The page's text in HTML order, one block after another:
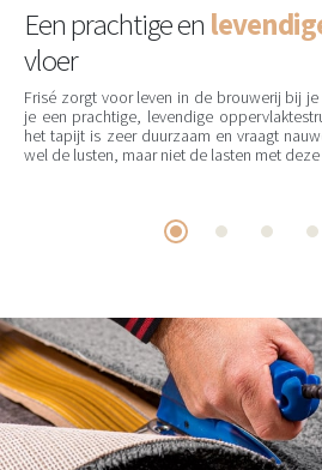
Een prachtige en
vloer
Frisé zorgt voor leven in de brouwerij bij
je een prachtige, levendige
het tapijt is zeer duurzaam en vraagt
wel de lusten, maar niet de lasten met deze